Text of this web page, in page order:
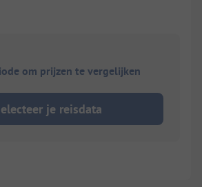
om prijzen te vergelijken
je reisdata